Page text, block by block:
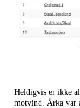
Heldigvis er ikke
motvind. Årka var